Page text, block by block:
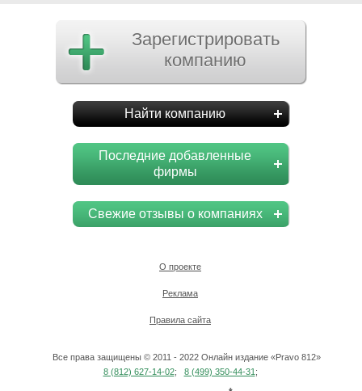
Зарегистрировать
компанию
Найти компанию
Последние добавленные
фирмы
Свежие отзывы о компаниях
О проекте
Реклама
Правила сайта
Все права защищены © 2011 - 2022 Онлайн издание «Pravo 812»
8 (812) 627-14-02; 8 (499) 350-44-31 ;